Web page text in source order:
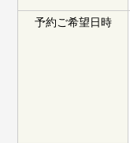
予約ご希望日時